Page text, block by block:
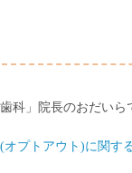
科」院長のおだいら
(オプトアウト )に関す